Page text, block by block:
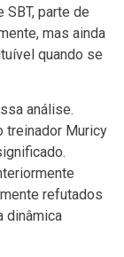
SBT, parte de
mas ainda
quando se
análise.
treinador Muricy
refutados
dinâmica